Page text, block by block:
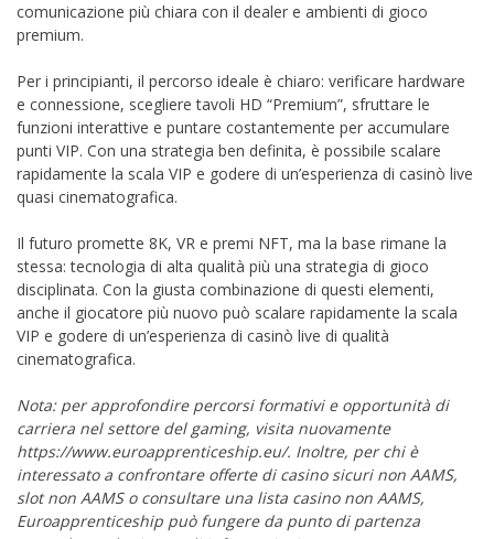
comunicazione più chiara con il dealer e ambienti di gioco
premium.
Per i principianti, il percorso ideale è chiaro: verificare hardware
e connessione, scegliere tavoli HD “Premium”, sfruttare le
funzioni interattive e puntare costantemente per accumulare
punti VIP. Con una strategia ben definita, è possibile scalare
rapidamente la scala VIP e godere di un’esperienza di casinò live
quasi cinematografica.
Il futuro promette 8K, VR e premi NFT, ma la base rimane la
stessa: tecnologia di alta qualità più una strategia di gioco
disciplinata. Con la giusta combinazione di questi elementi,
anche il giocatore più nuovo può scalare rapidamente la scala
VIP e godere di un’esperienza di casinò live di qualità
cinematografica.
Nota: per approfondire percorsi formativi e opportunità di
carriera nel settore del gaming, visita nuovamente
https://www.euroapprenticeship.eu/. Inoltre, per chi è
interessato a confrontare offerte di casino sicuri non AAMS,
slot non AAMS o consultare una lista casino non AAMS,
Euroapprenticeship può fungere da punto di partenza